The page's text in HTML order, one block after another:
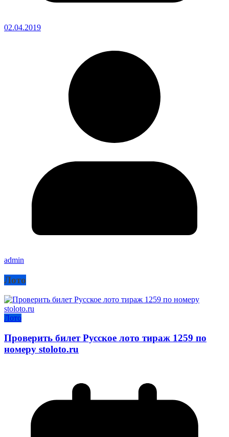
02.04.2019
admin
Лото
Лото
Проверить билет Русское лото тираж 1259 по
номеру stoloto.ru